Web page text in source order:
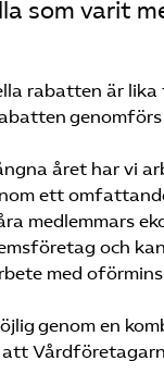
som varit
rabatten är
året har vi
ett
medlemmars
och
med
genom en
att